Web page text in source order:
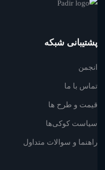
پشتیبانی شبکه
انجمن
تماس با ما
قیمت و طرح ها
سیاست کوکی‌ها
راهنما و سوالات متداول